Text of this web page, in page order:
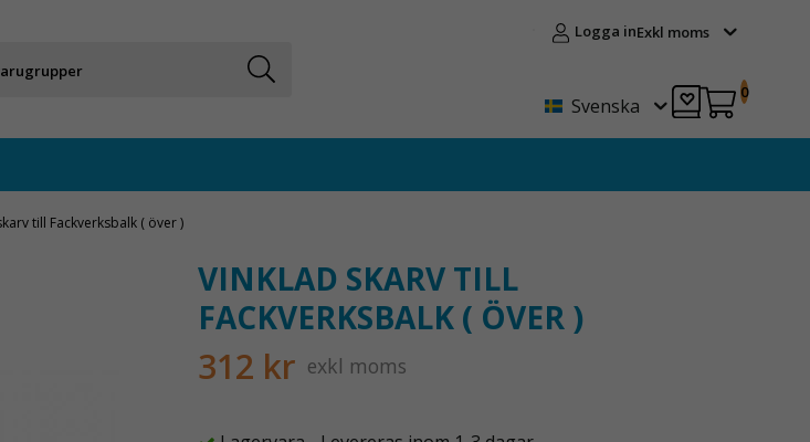
Logga inExkl moms
Svenska
0
till Fackverksbalk ( över )
VINKLAD SKARV TILL
FACKVERKSBALK ( ÖVER )
312 kr exkl moms